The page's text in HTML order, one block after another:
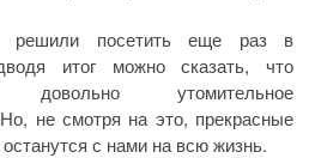
посетить еще раз в
итог можно сказать, что
утомительное
не смотря на это, прекрасные
с нами на всю жизнь.